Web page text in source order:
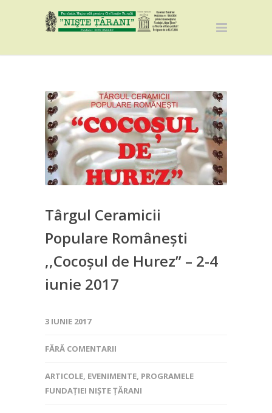
Târgul Ceramicii
Populare Românești
,,Cocoșul de Hurez” – 2-4
iunie 2017
3 IUNIE 2017
FĂRĂ COMENTARII
ARTICOLE, EVENIMENTE, PROGRAMELE
FUNDAȚIEI NIȘTE ȚĂRANI